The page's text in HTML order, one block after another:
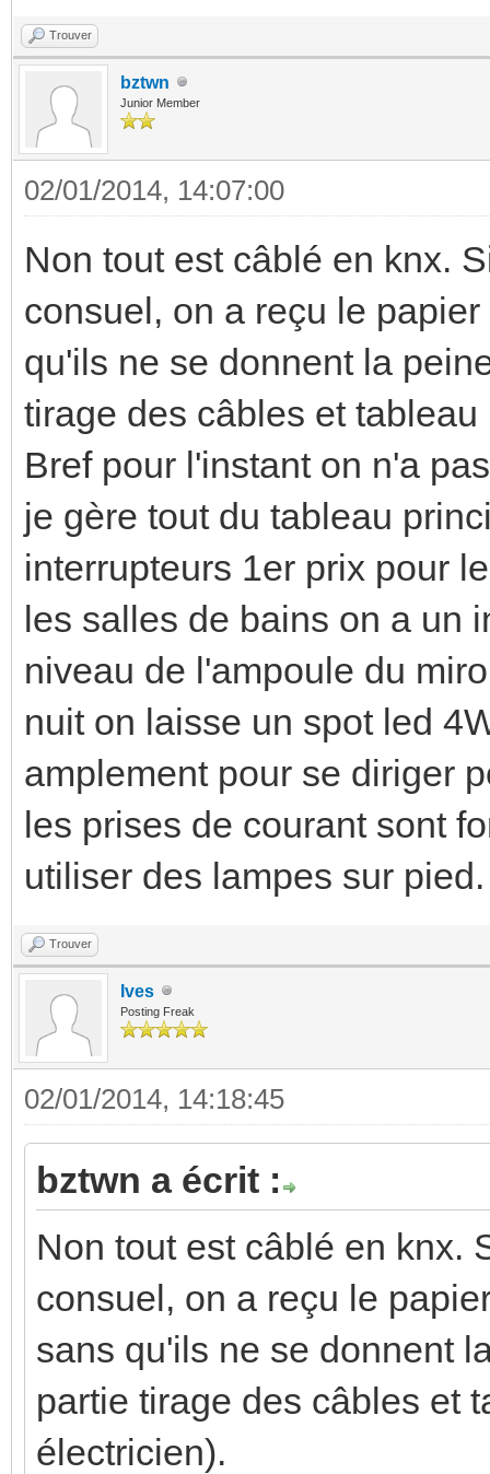
Trouver
bztwn
Junior Member
02/01/2014, 14:07:00
Non tout est câblé en knx.
consuel, on a reçu le
qu'ils ne se donnent la
tirage des câbles et
Bref pour l'instant on n'a
je gère tout du tableau
interrupteurs 1er prix pour
les salles de bains on a un
niveau de l'ampoule du
nuit on laisse un spot led
amplement pour se diriger
les prises de courant sont
utiliser des lampes sur pied.
Trouver
Ives
Posting Freak
02/01/2014, 14:18:45
bztwn a écrit :
Non tout est câblé en knx.
consuel, on a reçu le
sans qu'ils ne se donnent
partie tirage des câbles et
électricien).